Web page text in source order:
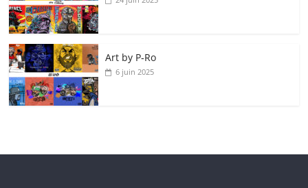
Art by P‑Ro
6 juin 2025